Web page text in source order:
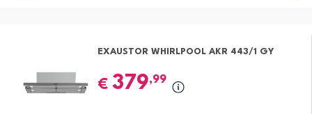
EXAUSTOR WHIRLPOOL AKR 443/1 GY
€ 379,99